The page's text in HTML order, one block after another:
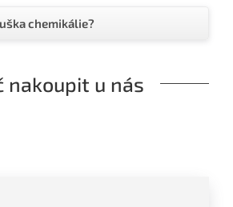
chemikálie?
nakoupit u nás